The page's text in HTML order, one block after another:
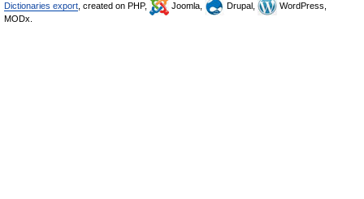
Dictionaries export , created on PHP, Joomla, Drupal,
WordPress,
MODx.